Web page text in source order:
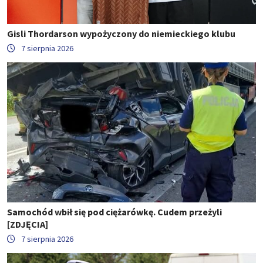
Gisli Thordarson wypożyczony do niemieckiego klubu
7 sierpnia 2026
Samochód wbił się pod ciężarówkę. Cudem przeżyli
[ZDJĘCIA]
7 sierpnia 2026